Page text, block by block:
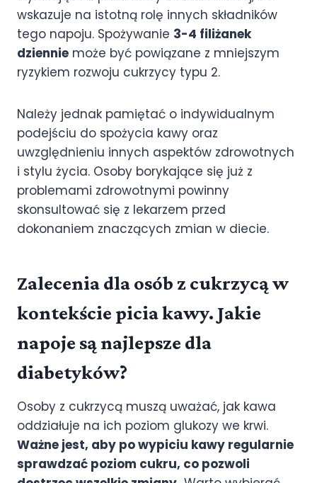
wskazuje na istotną rolę innych składników
tego napoju. Spożywanie 3-4 filiżanek
dziennie może być powiązane z mniejszym
ryzykiem rozwoju cukrzycy typu 2.
Należy jednak pamiętać o indywidualnym
podejściu do spożycia kawy oraz
uwzględnieniu innych aspektów zdrowotnych
i stylu życia. Osoby borykające się już z
problemami zdrowotnymi powinny
skonsultować się z lekarzem przed
dokonaniem znaczących zmian w diecie.
Zalecenia dla osób z cukrzycą w
kontekście picia kawy. Jakie
napoje są najlepsze dla
diabetyków?
Osoby z cukrzycą muszą uważać, jak kawa
oddziałuje na ich poziom glukozy we krwi.
Ważne jest, aby po wypiciu kawy regularnie
sprawdzać poziom cukru, co pozwoli